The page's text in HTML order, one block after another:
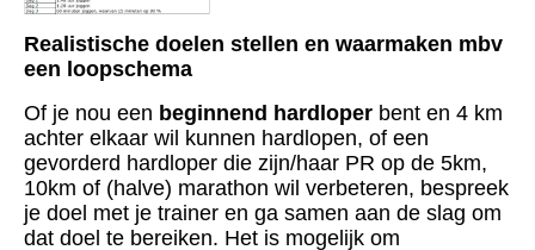
Realistische doelen stellen en waarmaken mbv
een loopschema
Of je nou een beginnend hardloper bent en 4 km
achter elkaar wil kunnen hardlopen, of een
gevorderd hardloper die zijn/haar PR op de 5km,
10km of (halve) marathon wil verbeteren, bespreek
je doel met je trainer en ga samen aan de slag om
dat doel te bereiken. Het is mogelijk om